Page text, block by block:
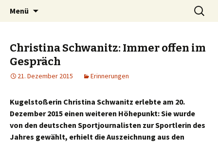
Peter Grau
Menü
Suchen
nach:
Christina Schwanitz: Immer offen im
Gespräch
21. Dezember 2015 Erinnerungen
Kugelstoßerin Christina Schwanitz erlebte am 20.
Dezember 2015 einen weiteren Höhepunkt: Sie wurde
von den deutschen Sportjournalisten zur Sportlerin des
Jahres gewählt, erhielt die Auszeichnung aus den